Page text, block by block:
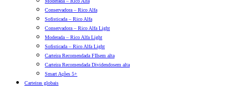
Conservadora – Rico Alfa
Sofisticada – Rico Alfa
Conservadora – Rico Alfa Light
Moderada – Rico Alfa Light
Sofisticada – Rico Alfa Light
Carteira Recomendada FIIsem alta
Carteira Recomendada Dividendosem alta
Smart Ações 5+
Carteiras globais